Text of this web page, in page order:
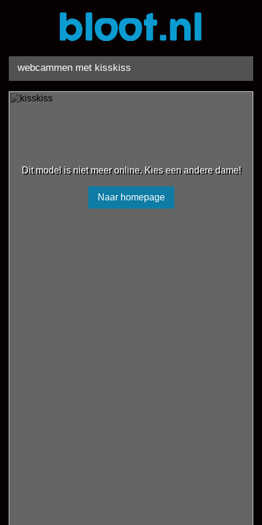
webcammen met kisskiss
Dit model is niet meer online. Kies een andere dame!
Naar homepage